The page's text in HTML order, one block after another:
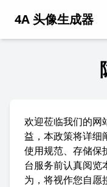
4A 头像生成器
欢迎莅临我们的网
益，本政策将详细
使用规范、存储保
台服务前认真阅览
为，将视作您自愿